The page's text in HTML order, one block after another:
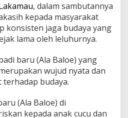
, dalam sambutannya
kepada masyarakat
konsisten jaga budaya yang
lama oleh leluhurnya.
baru (Ala Baloe) yang
wujud nyata dan
budaya.
(Ala Baloe) di
kepada anak cucu dan